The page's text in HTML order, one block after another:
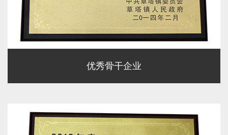
优秀骨干企业